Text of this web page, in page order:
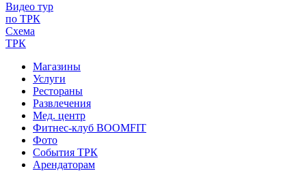
Видео тур
по ТРК
Схема
ТРК
Магазины
Услуги
Рестораны
Развлечения
Мед. центр
Фитнес-клуб BOOMFIT
Фото
События ТРК
Арендаторам